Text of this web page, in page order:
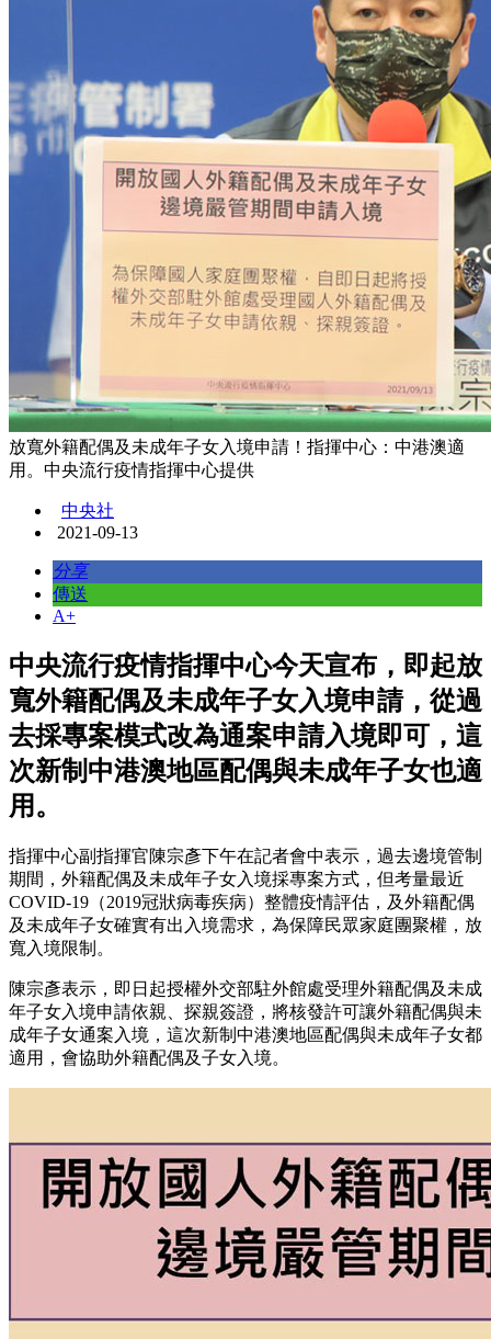
放寬外籍配偶及未成年子女入境申請！指揮中心：中港澳適
用。中央流行疫情指揮中心提供
中央社
2021-09-13
分享
傳送
A+
中央流行疫情指揮中心今天宣布，即起放
寬外籍配偶及未成年子女入境申請，從過
去採專案模式改為通案申請入境即可，這
次新制中港澳地區配偶與未成年子女也適
用。
指揮中心副指揮官陳宗彥下午在記者會中表示，過去邊境管制
期間，外籍配偶及未成年子女入境採專案方式，但考量最近
COVID-19（2019冠狀病毒疾病）整體疫情評估，及外籍配偶
及未成年子女確實有出入境需求，為保障民眾家庭團聚權，放
寬入境限制。
陳宗彥表示，即日起授權外交部駐外館處受理外籍配偶及未成
年子女入境申請依親、探親簽證，將核發許可讓外籍配偶與未
成年子女通案入境，這次新制中港澳地區配偶與未成年子女都
適用，會協助外籍配偶及子女入境。